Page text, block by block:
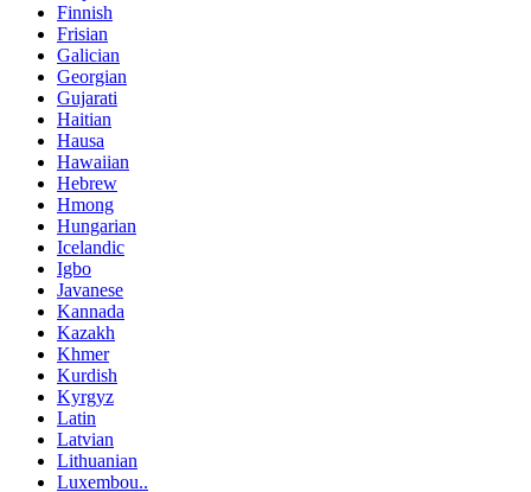
Finnish
Frisian
Galician
Georgian
Gujarati
Haitian
Hausa
Hawaiian
Hebrew
Hmong
Hungarian
Icelandic
Igbo
Javanese
Kannada
Kazakh
Khmer
Kurdish
Kyrgyz
Latin
Latvian
Lithuanian
Luxembou..